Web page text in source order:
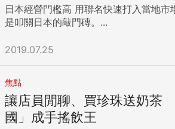
是叩關日本的敲門磚。...
2019.07.25
焦點
讓店員閒聊、買珍珠送奶茶
國」成手搖飲王